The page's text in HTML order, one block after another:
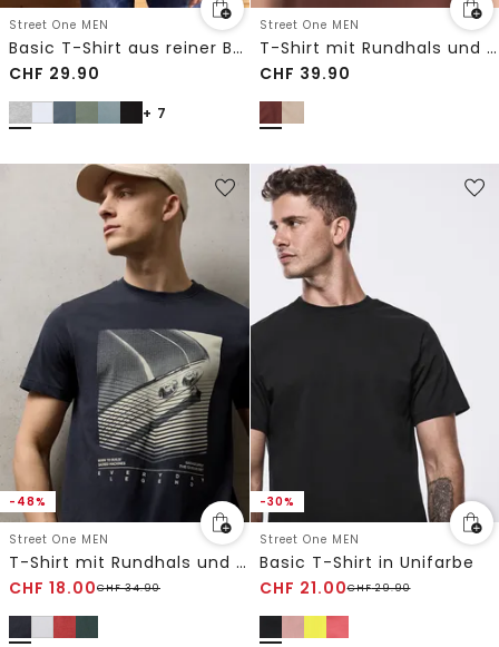
Street One MEN
Basic T-Shirt aus reiner Baumwolle
CHF 29.90
+ 7
Street One MEN
T-Shirt mit Rundhals und Wording Artwork
CHF 39.90
-48%
Street One MEN
T-Shirt mit Rundhals und Artwork
CHF 18.00CHF34.90
-30%
Street One MEN
Basic T-Shirt in Unifarbe
CHF 21.00CHF29.90